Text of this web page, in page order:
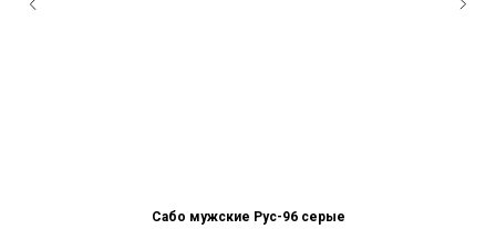
Сабо мужские Рус-96 серые